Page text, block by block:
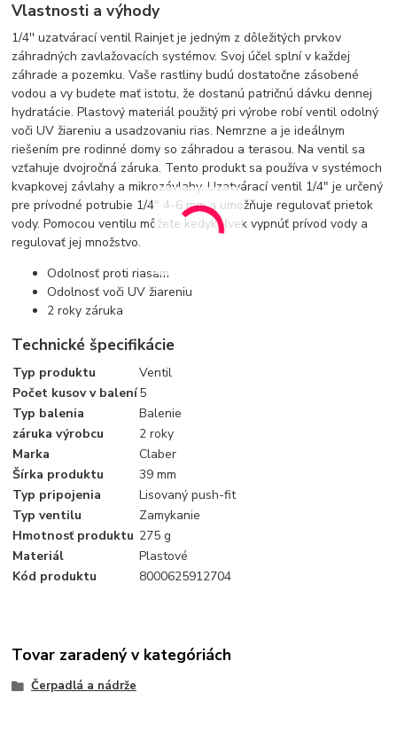
Vlastnosti a výhody
1/4'' uzatvárací ventil Rainjet je jedným z dôležitých prvkov
záhradných zavlažovacích systémov. Svoj účel splní v každej
záhrade a pozemku. Vaše rastliny budú dostatočne zásobené
vodou a vy budete mať istotu, že dostanú patričnú dávku dennej
hydratácie. Plastový materiál použitý pri výrobe robí ventil odolný
voči UV žiareniu a usadzovaniu rias. Nemrzne a je ideálnym
riešením pre rodinné domy so záhradou a terasou. Na ventil sa
vzťahuje dvojročná záruka. Tento produkt sa používa v systémoch
kvapkovej závlahy a mikrozávlahy. Uzatvárací ventil 1/4" je určený
pre prívodné potrubie 1/4" 4-6 mm a umožňuje regulovať prietok
vody. Pomocou ventilu môžete kedykoľvek vypnúť prívod vody a
regulovať jej množstvo.
Odolnosť proti riasam
Odolnosť voči UV žiareniu
2 roky záruka
Technické špecifikácie
Typ produktu
Ventil
Počet kusov v balení5
Typ balenia
Balenie
záruka výrobcu
2 roky
Marka
Claber
Šírka produktu
39 mm
Typ pripojenia
Lisovaný push-fit
Typ ventilu
Zamykanie
Hmotnosť produktu 275 g
Materiál
Plastové
Kód produktu
8000625912704
Tovar zaradený v kategóriách
Čerpadlá a nádrže